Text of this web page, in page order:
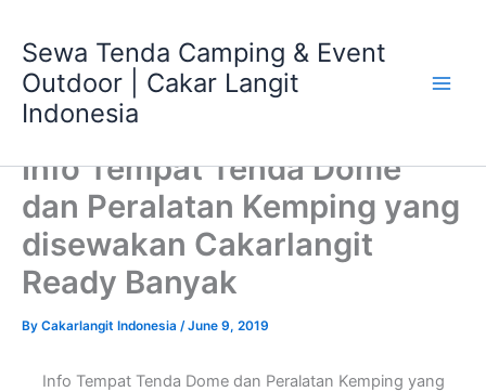
content
Sewa Tenda Camping & Event
Outdoor | Cakar Langit
Indonesia
Info Tempat Tenda Dome
dan Peralatan Kemping yang
disewakan Cakarlangit
Ready Banyak
By Cakarlangit Indonesia /June 9, 2019
Info Tempat Tenda Dome dan Peralatan Kemping yang